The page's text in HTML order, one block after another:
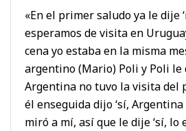
«En el primer saludo ya le dije
esperamos de visita en
cena yo estaba en la misma
argentino (Mario) Poli y Poli le
Argentina no tuvo la visita del
él enseguida dijo ‘sí, Argentina
miró a mí, así que le dije ‘sí, lo